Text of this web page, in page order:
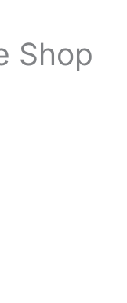
Shop